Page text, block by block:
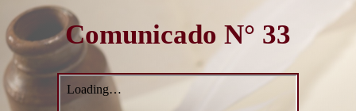
Comunicado N° 33